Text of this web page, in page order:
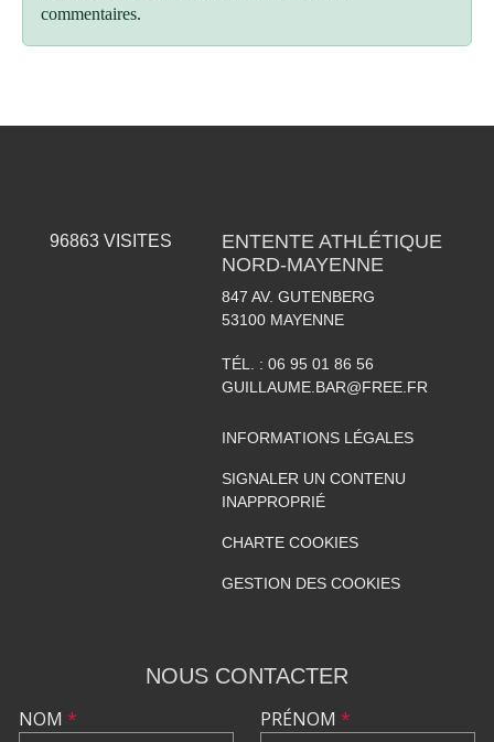
commentaires.
96863VISITES
ENTENTE ATHLÉTIQUE
NORD-MAYENNE
847 AV. GUTENBERG
53100 MAYENNE
TÉL. : 06 95 01 86 56
GUILLAUME.BAR@FREE.FR
INFORMATIONS LÉGALES
SIGNALER UN CONTENU
INAPPROPRIÉ
CHARTE COOKIES
GESTION DES COOKIES
NOUS CONTACTER
NOM * PRÉNOM *